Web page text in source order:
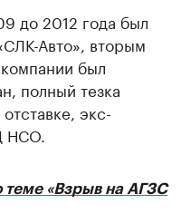
до 2012 года был
Авто», вторым
был
полный тезка
экс-
НСО.
теме «Взрыв на АГЗС